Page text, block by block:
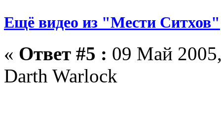
Ещё видео из "Мести Ситхов"
« Ответ #5 : 09 Май
Darth Warlock